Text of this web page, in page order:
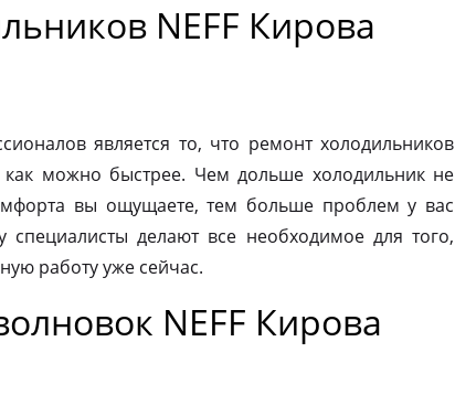
NEFF Кирова
является то, что ремонт холодильников
можно быстрее. Чем дольше холодильник не
вы ощущаете, тем больше проблем у вас
специалисты делают все необходимое для того,
работу уже сейчас.
NEFF Кирова